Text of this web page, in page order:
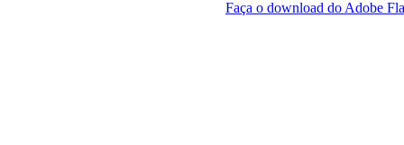
Faça o download do Adobe